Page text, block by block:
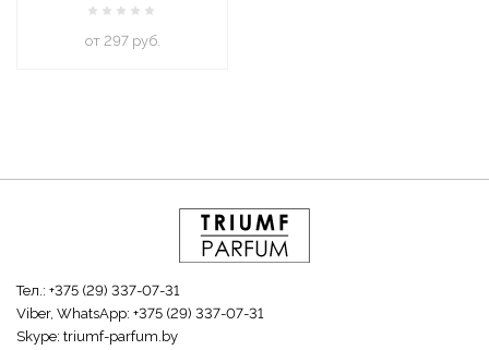
oт 297 руб.
Тел.: +375 (29) 337-07-31
Viber, WhatsApp: +375 (29) 337-07-31
Skype: triumf-parfum.by